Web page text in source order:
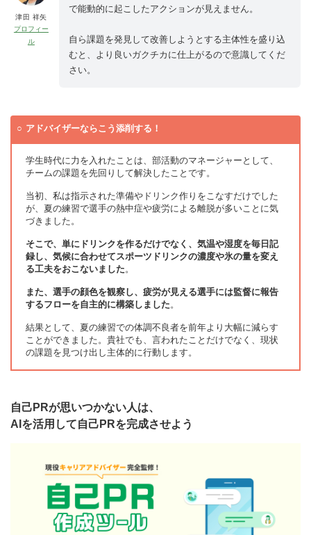
津田 祥矢
プロフィー
ル
で能動的に起こしたアクションが見えません。
自ら課題を発見して改善しようとする主体性を盛り込
むと、より良いガクチカに仕上がるので意識してくだ
さい。
アドバイザーならこう添削する！
学生時代に力を入れたことは、部活動のマネージャーとして、
チームの課題を先回りして解決したことです。
当初、私は指示された準備やドリンク作りをこなすだけでした
が、夏の練習で選手の熱中症や疲労による離脱が多いことに気
づきました。
そこで、単にドリンクを作るだけでなく、気温や湿度を毎日記
録し、気候に合わせてスポーツドリンクの濃度や氷の量を変え
る工夫をおこないました 。
また、選手の顔色を観察し、疲労が見える選手には監督に報告
するフローを自主的に構築しました 。
結果として、夏の練習での体調不良者を前年より大幅に減らす
ことができました。貴社でも、言われたことだけでなく、現状
の課題を見つけ出し主体的に行動します。
自己PRが思いつかない人は、
AIを活用して自己PRを完成させよう